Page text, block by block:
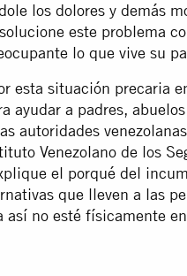
los dolores y demás
este problema
lo que vive su
esta situación precaria
ayudar a padres,
autoridades
Venezolano de los
el porqué del
que lleven a las
no esté físicamente